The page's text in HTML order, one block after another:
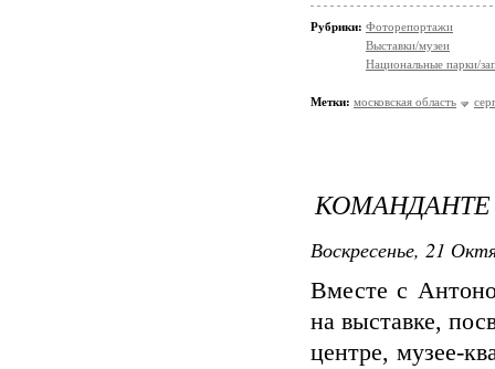
Рубрики: Фоторепортажи
Выставки/музеи
Национальные парки/
Метки: московская область
КОМАНДАНТЕ
Воскресенье, 21
Вместе с
на выставке,
центре, музее-